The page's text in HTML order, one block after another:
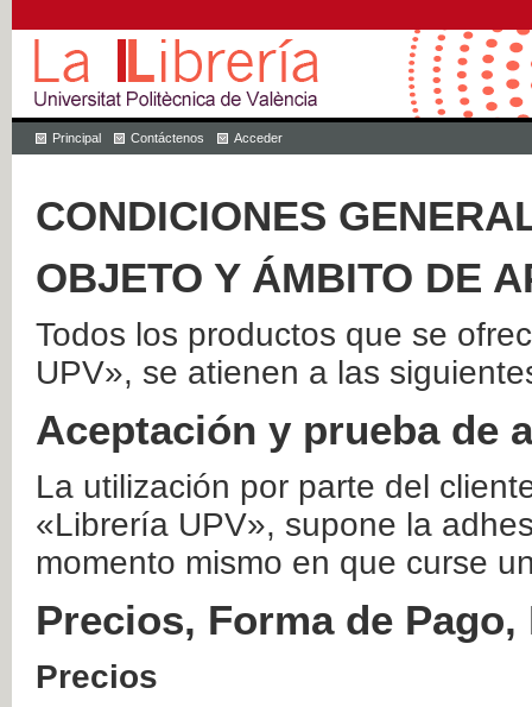
Principal Contáctenos Acceder
CONDICIONES
OBJETO Y ÁMBITO DE
Todos los productos que se
UPV», se atienen a las
Aceptación y prueba de
La utilización por parte del
«Librería UPV», supone la
momento mismo en que curse
Precios, Forma de
Precios